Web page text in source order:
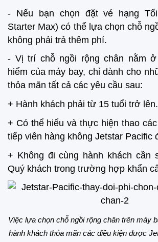
- Nếu bạn chọn đặt vé hạng
Starter Max) có thể lựa chọn chỗ
không phải trả thêm phí.
- Vị trí chỗ ngồi rộng chân nằm
hiểm của máy bay, chỉ dành cho
thỏa mãn tất cả các yêu cầu sau:
+ Hành khách phải từ 15 tuổi trở lên.
+ Có thể hiểu và thực hiện thao
tiếp viên hàng không Jetstar Pacific
+ Không đi cùng hành khách cần
Quý khách trong trường hợp khẩn
Việc lựa chọn chỗ ngồi rộng chân trên máy
hành khách thỏa mãn các điều kiện được